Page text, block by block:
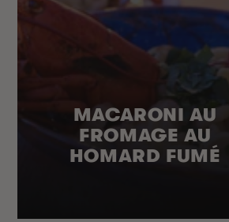
MACARONI AU
FROMAGE AU
HOMARD FUMÉ